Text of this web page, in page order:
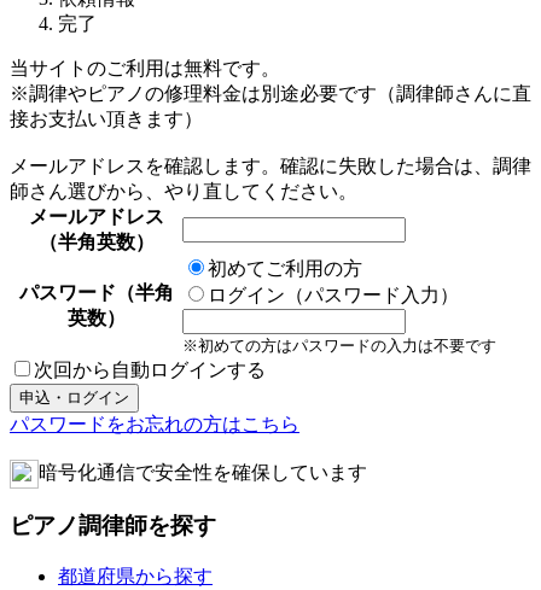
完了
当サイトのご利用は無料です。
※調律やピアノの修理料金は別途必要です（調律師さんに直
接お支払い頂きます）
メールアドレスを確認します。確認に失敗した場合は、調律
師さん選びから、やり直してください。
メールアドレス
（半角英数）
パスワード（半角
英数）
初めてご利用の方
ログイン（パスワード入力）
※初めての方はパスワードの入力は不要です
次回から自動ログインする
パスワードをお忘れの方はこちら
暗号化通信で安全性を確保しています
ピアノ調律師を探す
都道府県から探す